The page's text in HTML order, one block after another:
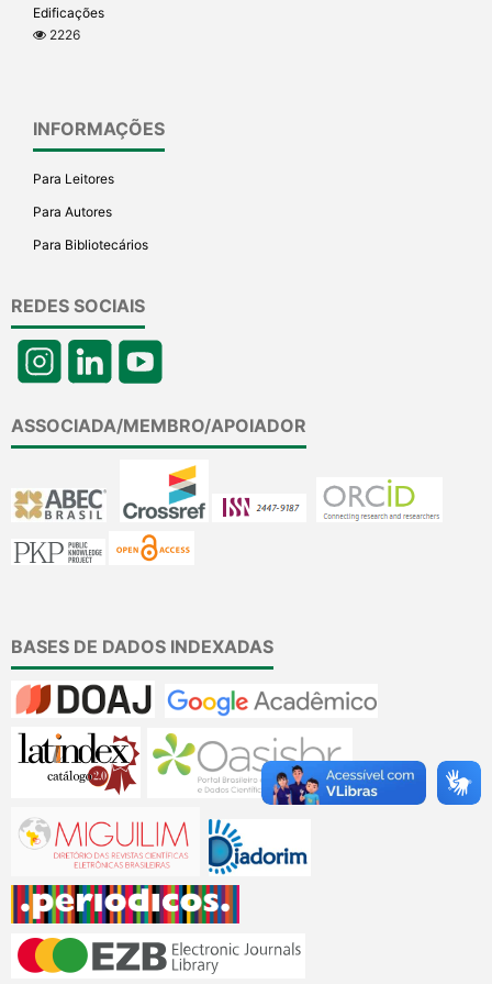
Edificações
2226
INFORMAÇÕES
Para Leitores
Para Autores
Para Bibliotecários
REDES SOCIAIS
ASSOCIADA/MEMBRO/APOIADOR
BASES DE DADOS INDEXADAS